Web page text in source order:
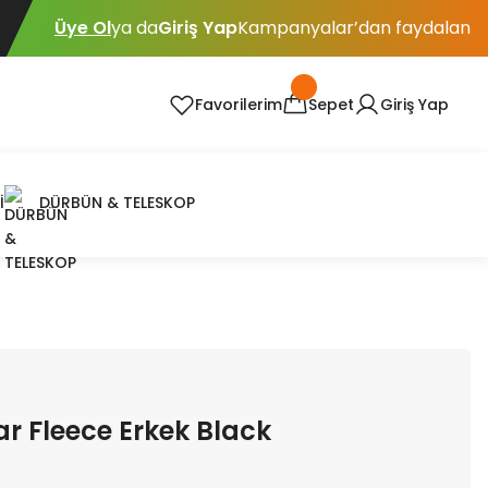
Üye Olya daGiriş YapKampanyalar’dan faydalan
Favorilerim Sepet Giriş Yap
DÜRBÜN & TELESKOP
Fleece Erkek Black